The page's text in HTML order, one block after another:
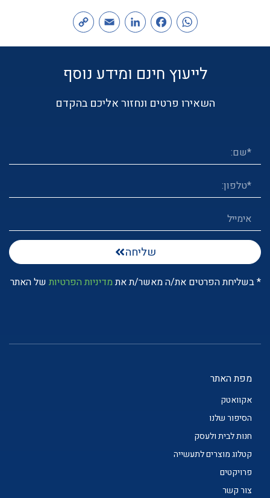
WhatsApp
Facebook
LinkedIn
Email
לייעוץ חינם ומידע נוסף
השאירו פרטים ונחזור אליכם בהקדם
שליחה
* בשליחת הפרטים את/ה מאשר/ת אתמדיניות הפרטיות של האתר
מפת האתר
אקוואטק
הסיפור שלנו
חנות לבית ולעסק
קטלוג מוצרים לתעשייה
פרויקטים
צור קשר